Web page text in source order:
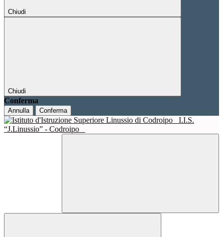
Chiudi
Chiudi
Conferma
Annulla Conferma
I.I.S.
“J.Linussio” - Codroipo